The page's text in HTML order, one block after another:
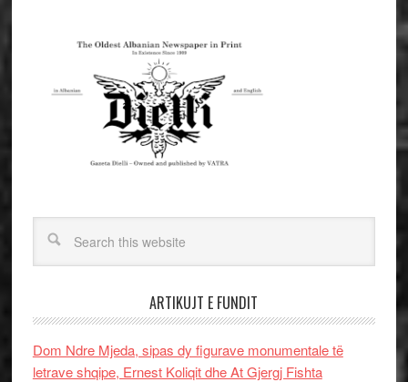
ARTIKUJT E FUNDIT
Dom Ndre Mjeda, sipas dy figurave monumentale të
letrave shqipe, Ernest Koliqit dhe At Gjergj Fishta